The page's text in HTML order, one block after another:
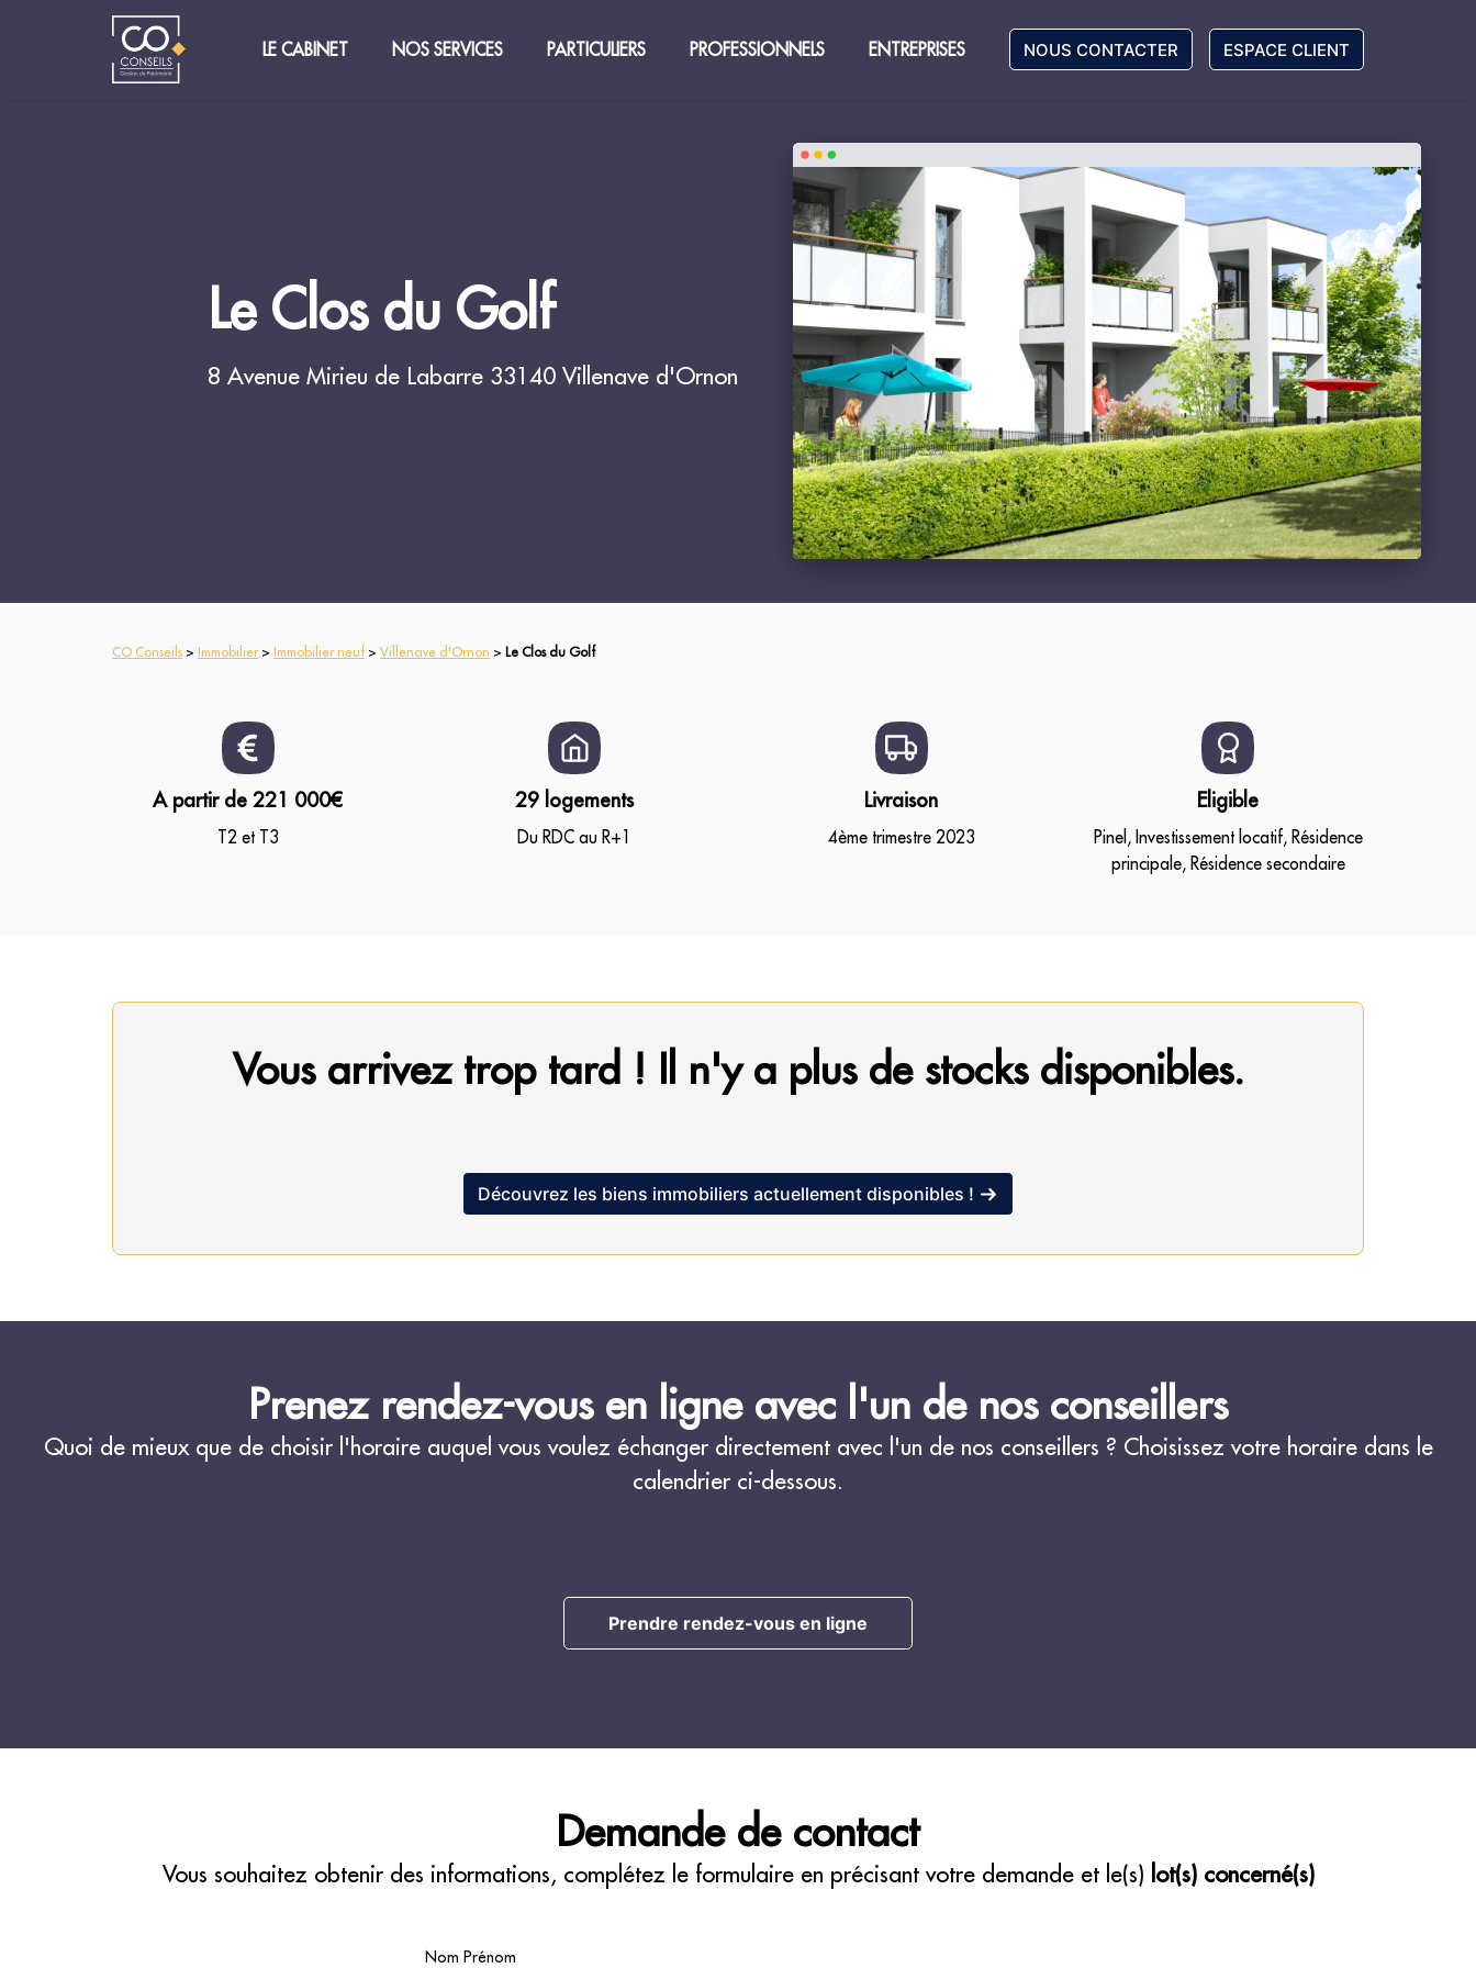
LE CABINET NOS SERVICES PARTICULIERS PROFESSIONNELS ENTREPRISES NOUS CONTACTER ESPACE CLIENT
Le Clos du Golf
8 Avenue Mirieu de Labarre 33140 Villenave d'Ornon
CO Conseils > Immobilier> Immobilier neuf > Villenave d'Ornon > Le Clos du Golf
A partir de 221 000€
T2 et T3
29 logements
Du RDC au R+1
Livraison
4ème trimestre 2023
Eligible
Pinel, Investissement locatif, Résidence
principale, Résidence secondaire
Vous arrivez trop tard ! Il n'y a plus de stocks disponibles.
Découvrez les biens immobiliers actuellement disponibles !
Prenez rendez-vous en ligne avec l'un de nos conseillers
Quoi de mieux que de choisir l'horaire auquel vous voulez échanger directement avec l'un de nos conseillers ? Choisissez votre horaire dans le
calendrier ci-dessous.
Prendre rendez-vous en ligne
Demande de contact
Vous souhaitez obtenir des informations, complétez le formulaire en précisant votre demande et le(s) lot(s) concerné(s)
Nom Prénom